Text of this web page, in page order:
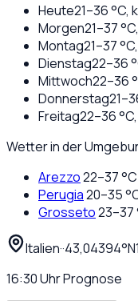
Heute21–36°C,
Morgen21–37°C,
Montag21–37°C,
Dienstag22–36
Mittwoch22–36
Donnerstag21–
Freitag22–36°C,
Wetter in der
Arezzo22–37°C
Perugia20–35
Grosseto23–37
Italien··43,04394°N
16:30UhrPrognose